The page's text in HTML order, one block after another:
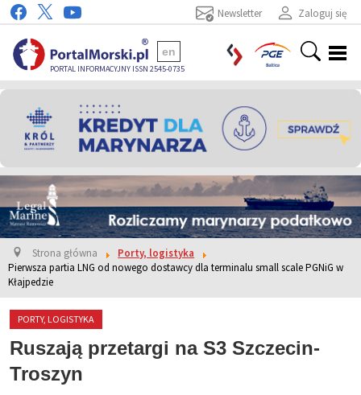
Zaloguj się
Newsletter
PORTAL INFORMACYJNY ISSN 2545-0735
en
Strona główna
Porty, logistyka
Pierwsza partia LNG od nowego dostawcy dla terminalu small scale PGNiG w
Kłajpedzie
PORTY, LOGISTYKA
Ruszają przetargi na S3 Szczecin-
Troszyn